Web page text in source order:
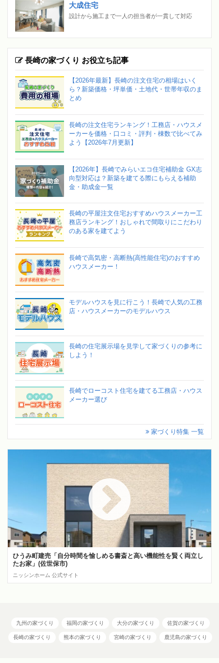
大成住宅
設計から施工まで一人の担当者が一貫して対応
長崎の家づくり お役立ち記事
【2026年最新】長崎の注文住宅の相場はいく
ら？新築価格・坪単価・土地代・世帯年収のま
とめ
長崎の注文住宅ランキング！工務店・ハウスメ
ーカーを価格・口コミ・評判・棟数で比べてみ
よう【2026年7月更新】
【2026年】長崎でみらいエコ住宅補助金 GX志
向型対応は？新築を建てる際にもらえる補助
金・助成金一覧
長崎の平屋注文住宅おすすめハウスメーカー工
務店ランキング！おしゃれで間取りにこだわり
のある家を建てよう
長崎で高気密・高断熱(高性能住宅)のおすすめ
ハウスメーカー！
モデルハウスを見に行こう！長崎で人気の工務
店・ハウスメーカーのモデルハウス
長崎の住宅展示場を見学して家づくりの参考に
しよう！
長崎でローコスト住宅を建てる工務店・ハウス
メーカー選び
家づくり特集 一覧
ひうみ町建売「自分時間を愉しめる書斎と高い機能性を賢く両立し
たお家」(佐世保市)
ニッシンホーム 公式サイト
九州の家づくり 福岡の家づくり 大分の家づくり 佐賀の家づくり
長崎の家づくり 熊本の家づくり 宮崎の家づくり 鹿児島の家づくり